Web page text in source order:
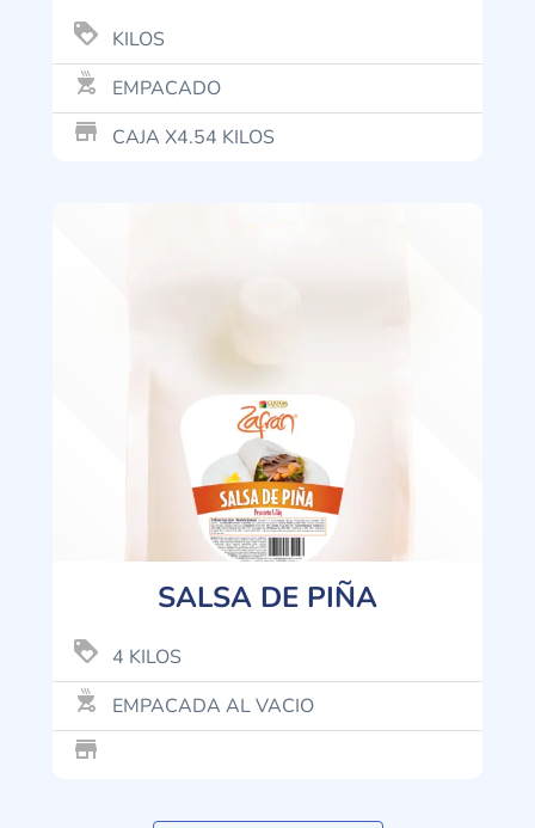
loyalty KILOS
outdoor_grill EMPACADO
store_mall_directory CAJA X4.54 KILOS
SALSA DE PIÑA
loyalty 4 KILOS
outdoor_grill EMPACADA AL VACIO
store_mall_directory